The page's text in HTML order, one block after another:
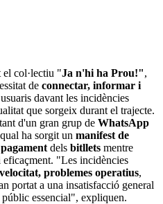
el col·lectiu "Ja n'hi ha Prou!",
de connectar, informar i
davant les incidències
que sorgeix durant el trajecte.
d'un gran grup de WhatsApp
ha sorgit un manifest de
pagament dels bitllets mentre
"Les incidències
problemes operatius,
portat a una insatisfacció general
públic essencial", expliquen.